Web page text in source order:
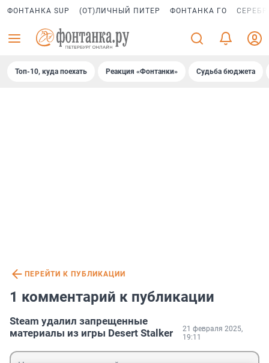
ФОНТАНКА SUP (ОТ)ЛИЧНЫЙ ПИТЕР ФОНТАНКА ГО
Топ-10, куда поехать Реакция «Фонтанки» Судьба бюджета
ПЕРЕЙТИ К ПУБЛИКАЦИИ
1 комментарий к публикации
Steam удалил запрещенные
материалы из игры Desert Stalker
21 февраля 2025,
19:11